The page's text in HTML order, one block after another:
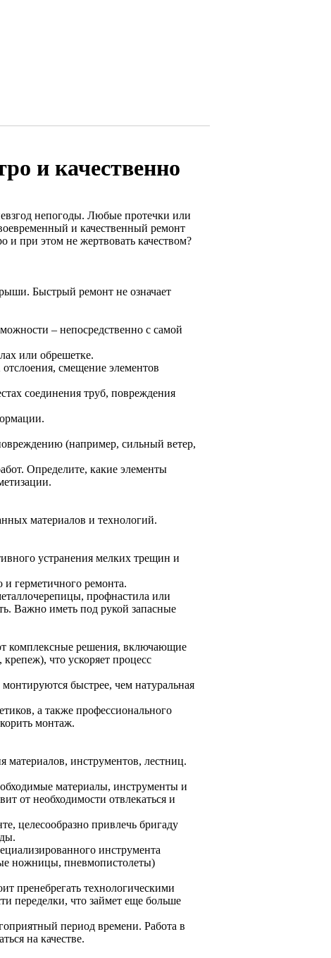
и качественно
непогоды. Любые протечки или
и качественный ремонт
и при этом не жертвовать качеством?
Быстрый ремонт не означает
– непосредственно с самой
или обрешетке.
смещение элементов
соединения труб, повреждения
(например, сильный ветер,
Определите, какие элементы
материалов и технологий.
устранения мелких трещин и
герметичного ремонта.
профнастила или
Важно иметь под рукой запасные
комплексные решения, включающие
что ускоряет процесс
быстрее, чем натуральная
а также профессионального
монтаж.
материалов, инструментов, лестниц.
материалы, инструменты и
от необходимости отвлекаться и
целесообразно привлечь бригаду
инструмента
ножницы, пневмопистолеты)
пренебрегать технологическими
переделки, что займет еще больше
период времени. Работа в
на качестве.